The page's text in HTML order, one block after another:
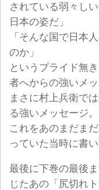
されている弱々し
日本の姿だ」
「そんな国で日本
のか」
というプライド無
者へからの強いメッ
まさに村上兵衛で
る強いメッセージ。
これをあのまだま
っていた当時に書
最後に下巻の最後
じたあの「尻切れ